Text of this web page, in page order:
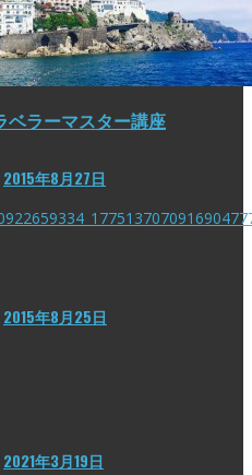
ベラーマスター講座
2015年8月27日
2015年8月25日
2021年3月19日